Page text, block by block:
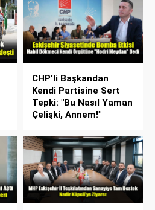
CHP’li Başkandan
Kendi Partisine Sert
Tepki: "Bu Nasıl Yaman
Çelişki, Annem!"